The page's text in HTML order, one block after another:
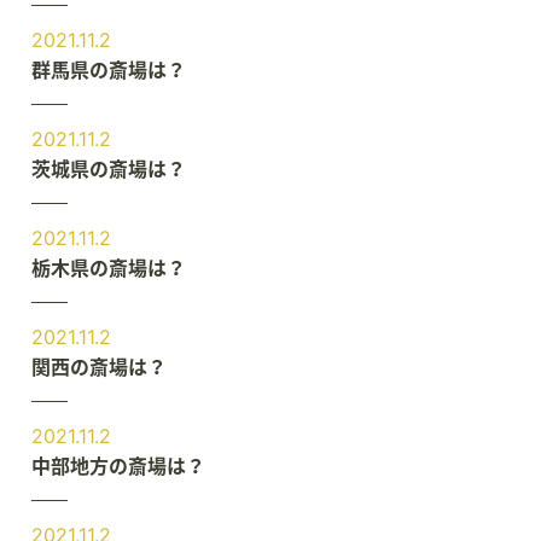
2021.11.2
群馬県の斎場は？
2021.11.2
茨城県の斎場は？
2021.11.2
栃木県の斎場は？
2021.11.2
関西の斎場は？
2021.11.2
中部地方の斎場は？
2021.11.2